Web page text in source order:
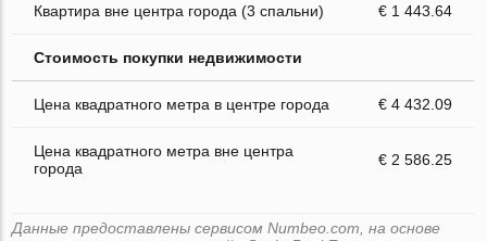
Квартира вне центра города (3 спальни) € 1 443.64
Стоимость покупки недвижимости
Цена квадратного метра в центре города € 4 432.09
Цена квадратного метра вне центра
города
€ 2 586.25
Данные предоставлены сервисом Numbeo.com, на основе